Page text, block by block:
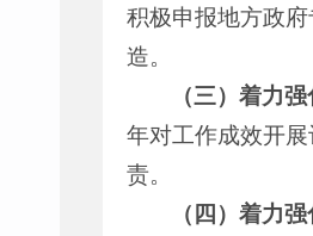
积极申报地方政
造。
（三）着力
年对工作成效开
责。
（四）着力